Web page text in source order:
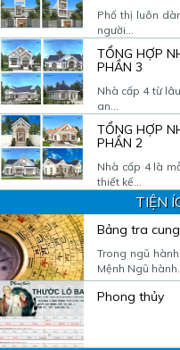
Phố thị luôn
người...
TỔNG HỢP
PHẦN 3
Nhà cấp 4 từ
an...
TỔNG HỢP
PHẦN 2
Nhà cấp 4 là
thiết kế...
TIỆN
Bảng tra
Trong ngũ
Mệnh Ngũ
Phong thủy